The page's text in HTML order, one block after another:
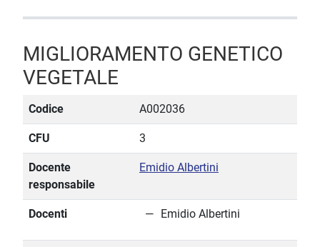
MIGLIORAMENTO GENETICO
VEGETALE
Codice A002036
CFU 3
Docente
responsabile
Emidio Albertini
Docenti Emidio Albertini